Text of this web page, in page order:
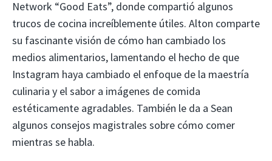
Network “Good Eats”, donde compartió algunos
trucos de cocina increíblemente útiles. Alton comparte
su fascinante visión de cómo han cambiado los
medios alimentarios, lamentando el hecho de que
Instagram haya cambiado el enfoque de la maestría
culinaria y el sabor a imágenes de comida
estéticamente agradables. También le da a Sean
algunos consejos magistrales sobre cómo comer
mientras se habla.